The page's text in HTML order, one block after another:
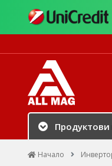
Продуктови
Начало